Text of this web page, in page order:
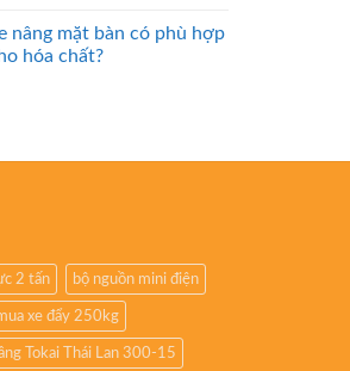
nâng mặt bàn có phù hợp
hóa chất?
2 tấn bộ nguồn mini điện
xe đẩy 250kg
Tokai Thái Lan 300-15